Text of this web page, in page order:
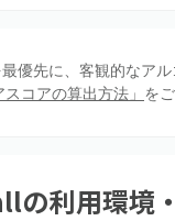
優先に、客観的なア
スコアの算出方法」 を
の利用環境